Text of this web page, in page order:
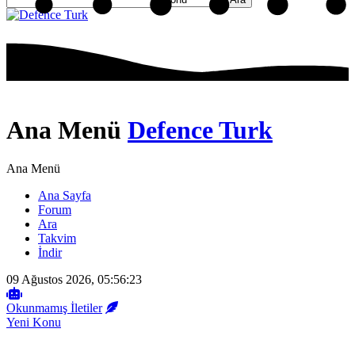
Ana Menü Defence Turk
Ana Menü
Ana Sayfa
Forum
Ara
Takvim
İndir
09 Ağustos 2026, 05:56:23
Okunmamış İletiler
Yeni Konu